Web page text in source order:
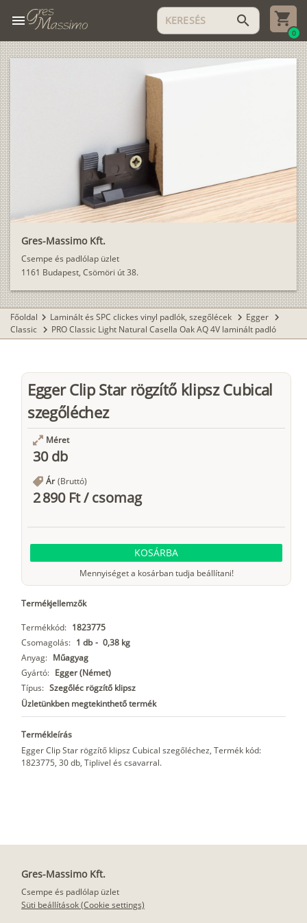
menu search
0
Gres-Massimo Kft.
Csempe és padlólap üzlet
1161 Budapest, Csömöri út 38.
Főoldal chevron_right Laminált és SPC clickes vinyl padlók, szegőlécek chevron_right Egger chevron_right
Classic chevron_right PRO Classic Light Natural Casella Oak AQ 4V laminált padló
Egger Clip Star rögzítő klipsz Cubical
szegőléchez
Méret
30 db
Ár (Bruttó)
2 890 Ft/csomag
KOSÁRBA
Mennyiséget a kosárban tudja beállítani!
Termékjellemzők
Termékkód: 1823775
Csomagolás: 1 db - 0,38 kg
Anyag: Műagyag
Gyártó: Egger (Német)
Típus: Szegőléc rögzítő klipsz
Üzletünkben megtekinthető termék
Termékleírás
Egger Clip Star rögzítő klipsz Cubical szegőléchez, Termék kód:
1823775, 30 db, Tiplivel és csavarral.
Gres-Massimo Kft.
Csempe és padlólap üzlet
Süti beállítások (Cookie settings)